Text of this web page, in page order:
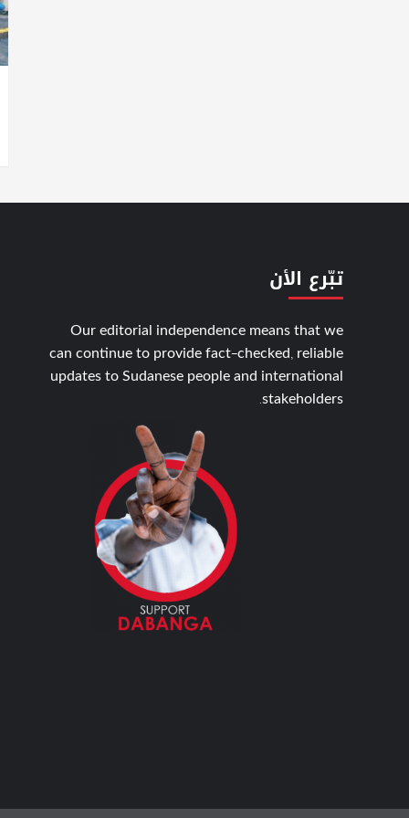
تبّرع الأن
Our editorial independence means that we
can continue to provide fact-checked, reliable
updates to Sudanese people and international
stakeholders.